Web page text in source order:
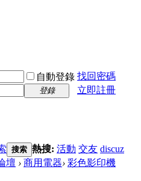
自動登錄 找回密碼
登錄
立即註冊
搜索 熱搜: 活動 交友 discuz
壇 › 商用電器› 彩色影印機